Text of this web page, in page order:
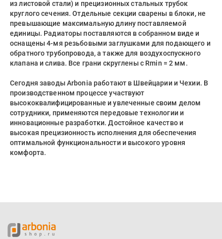
из листовой стали) и прецизионных стальных трубок
круглого сечения. Отдельные секции сварены в блоки, не
превышающие максимальную длину поставляемой
единицы. Радиаторы поставляются в собранном виде и
оснащены 4-мя резьбовыми заглушками для подающего и
обратного трубопровода, а также для воздухоспускного
клапана и слива. Все грани скруглены с Rmin = 2 мм.
Сегодня заводы Arbonia работают в Швейцарии и Чехии. В
производственном процессе участвуют
высококвалифицированные и увлеченные своим делом
сотрудники, применяются передовые технологии и
инновационные разработки. Достойное качество и
высокая прецизионность исполнения для обеспечения
оптимальной функциональности и высокого уровня
комфорта.